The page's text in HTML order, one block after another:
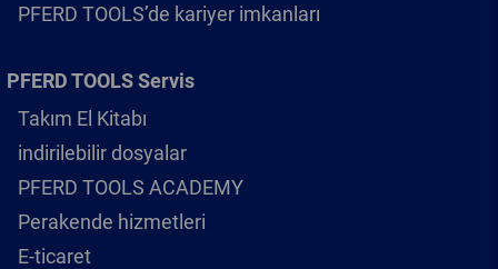
PFERD TOOLS’de kariyer imkanları
PFERD TOOLS Servis
Takım El Kitabı
indirilebilir dosyalar
PFERD TOOLS ACADEMY
Perakende hizmetleri
E-ticaret